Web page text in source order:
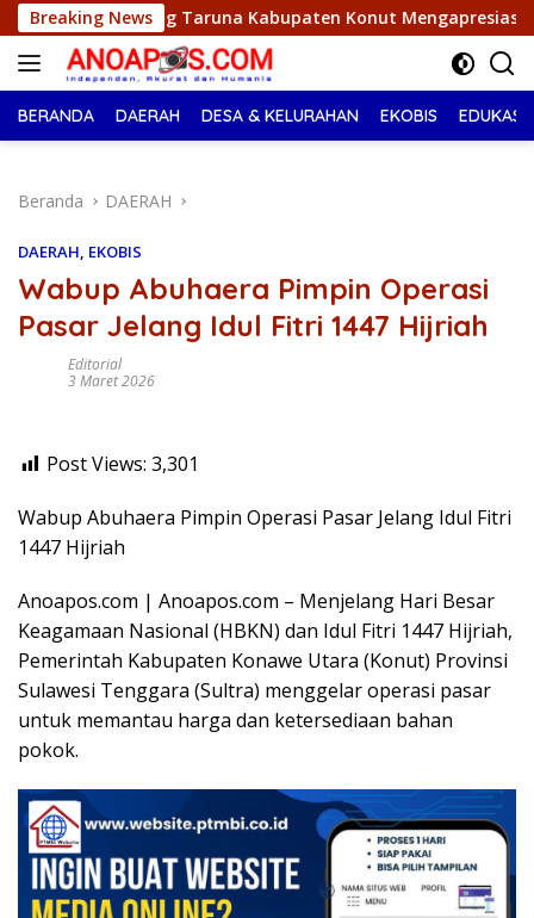
Langsung
ke
konten
Breaking News
Kabupaten Konut Mengapresiasi Pelaksanaan Pekan
BERANDA DAERAH DESA & KELURAHAN EKOBIS EDUKASI
Beranda DAERAH
DAERAH, EKOBIS
Wabup Abuhaera Pimpin Operasi
Pasar Jelang Idul Fitri 1447 Hijriah
Editorial
3 Maret 2026
Post Views: 3,301
Wabup Abuhaera Pimpin Operasi Pasar Jelang Idul Fitri
1447 Hijriah
Anoapos.com | Anoapos.com – Menjelang Hari Besar
Keagamaan Nasional (HBKN) dan Idul Fitri 1447 Hijriah,
Pemerintah Kabupaten Konawe Utara (Konut) Provinsi
Sulawesi Tenggara (Sultra) menggelar operasi pasar
untuk memantau harga dan ketersediaan bahan
pokok.